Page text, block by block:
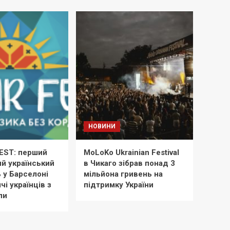
перший
український
Барселоні
українців з
НОВИНИ
MoLoKo Ukrainian Festival
в Чикаго зібрав понад 3
мільйона гривень на
підтримку України